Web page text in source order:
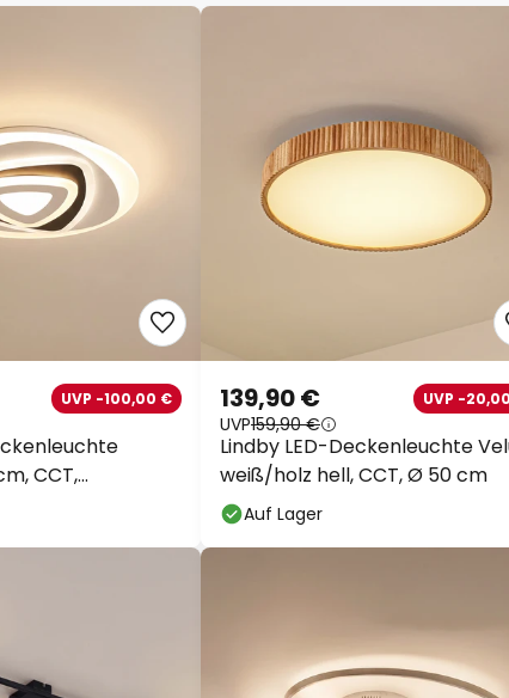
CCT,
UVP -100,00 €
Lindby LED-Deckenleuchte
weiß/holz hell, CCT, Ø 50 cm
139,90 € UVP -
UVP159,90 €
Auf Lager